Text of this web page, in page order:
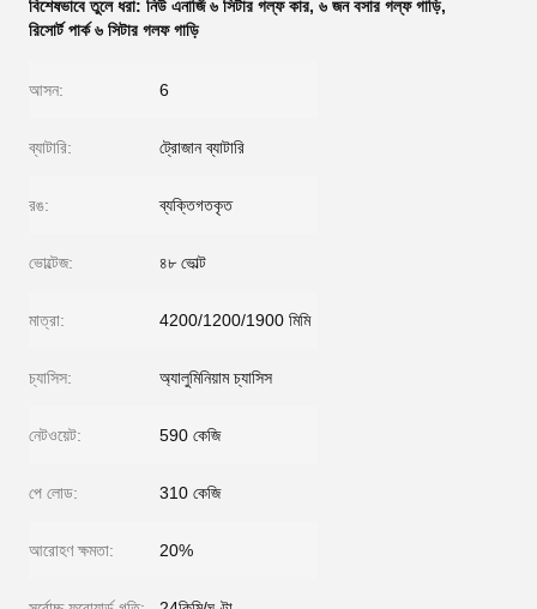
বিশেষভাবে তুলে ধরা: নিউ এনার্জি ৬ সিটার গল্ফ কার, ৬ জন বসার গল্ফ গাড়ি,
রিসোর্ট পার্ক ৬ সিটার গলফ গাড়ি
আসন: 6
ব্যাটারি: ট্রোজান ব্যাটারি
রঙ: ব্যক্তিগতকৃত
ভোল্টেজ: ৪৮ ভোল্ট
মাত্রা: 4200/1200/1900 মিমি
চ্যাসিস: অ্যালুমিনিয়াম চ্যাসিস
নেটওয়েট: 590 কেজি
পে লোড: 310 কেজি
আরোহণ ক্ষমতা: 20%